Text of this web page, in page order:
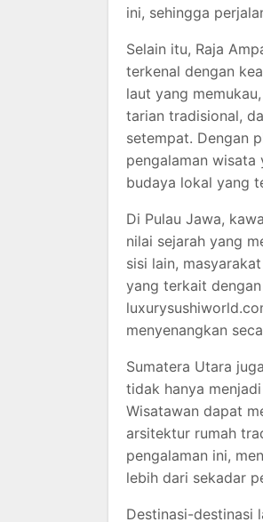
ini, sehingga
Selain itu, Raja
terkenal dengan
laut yang
tarian tradisional,
setempat. Dengan
pengalaman
budaya lokal yang
Di Pulau Jawa,
nilai sejarah yang
sisi lain,
yang terkait
menyenangkan
Sumatera Utara
tidak hanya
Wisatawan dapat
arsitektur rumah
pengalaman ini,
lebih dari sekadar
Destinasi-destinasi